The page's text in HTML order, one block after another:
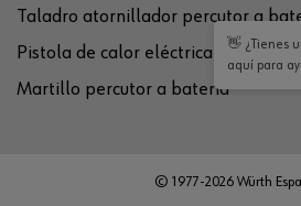
Taladro atornillador percutor a
Pistola de calor eléctrica
Martillo percutor a batería
© 1977-2026 Würth
👋 ¿Tienes
aquí para